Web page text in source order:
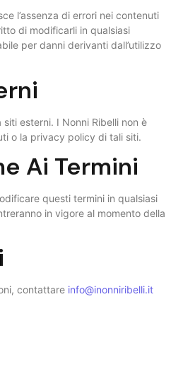
l’assenza di errori nei contenuti
di modificarli in qualsiasi
per danni derivanti dall’utilizzo
esterni. I Nonni Ribelli non è
o la privacy policy di tali siti.
Ai Termini
questi termini in qualsiasi
in vigore al momento della
contattare info@inonniribelli.it